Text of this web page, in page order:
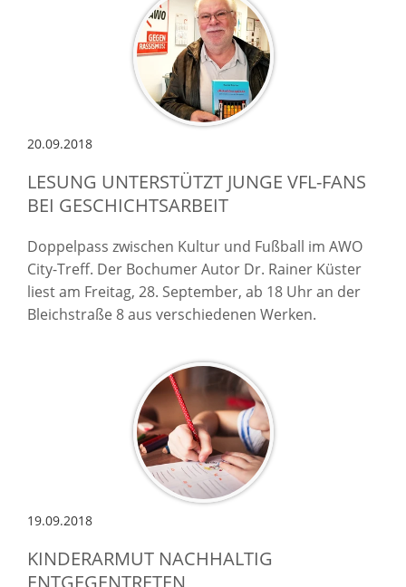
20.09.2018
LESUNG UNTERSTÜTZT JUNGE VFL-FANS
BEI GESCHICHTSARBEIT
Doppelpass zwischen Kultur und Fußball im AWO
City-Treff. Der Bochumer Autor Dr. Rainer Küster
liest am Freitag, 28. September, ab 18 Uhr an der
Bleichstraße 8 aus verschiedenen Werken.
19.09.2018
KINDERARMUT NACHHALTIG
ENTGEGENTRETEN